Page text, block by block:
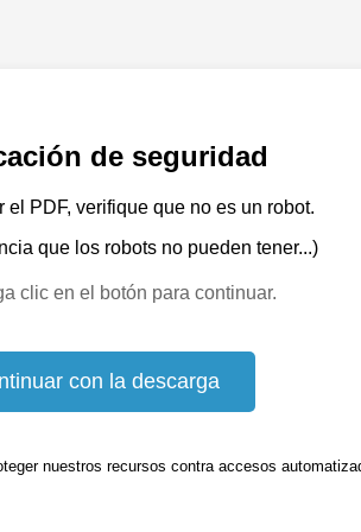
de seguridad
el PDF, verifique que no es un robot.
que los robots no pueden tener...)
clic en el botón para continuar.
con la descarga
nuestros recursos contra accesos